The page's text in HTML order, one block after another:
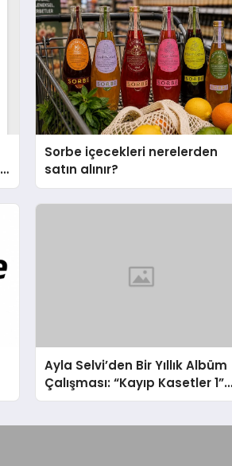
Sorbe içecekleri nerelerden
satın alınır?
Ayla Selvi’den Bir Yıllık Albüm
Çalışması: “Kayıp Kasetler 1”
31 Temmuz’da Çıktı